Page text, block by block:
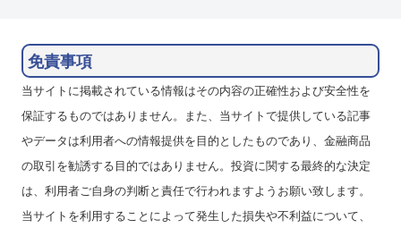
免責事項
当サイトに掲載されている情報はその内容の正確性および安全性を
保証するものではありません。また、当サイトで提供している記事
やデータは利用者への情報提供を目的としたものであり、金融商品
の取引を勧誘する目的ではありません。投資に関する最終的な決定
は、利用者ご自身の判断と責任で行われますようお願い致します。
当サイトを利用することによって発生した損失や不利益について、